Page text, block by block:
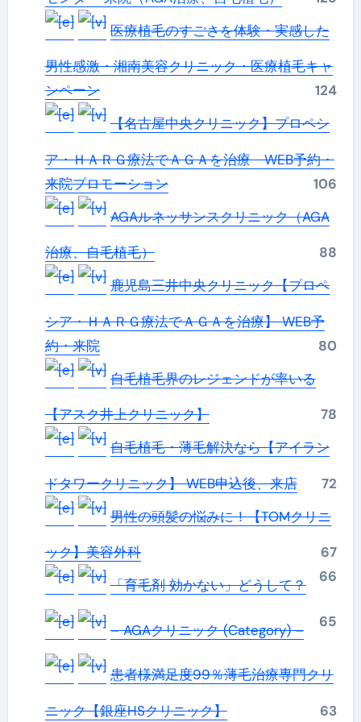
医療植毛のすごさを体験・実感した
男性感激・湘南美容クリニック・医療植毛キャ
ンペーン
124
【名古屋中央クリニック】プロペシ
ア・ＨＡＲＧ療法でＡＧＡを治療 WEB予約・
来院プロモーション
106
AGAルネッサンスクリニック（AGA
治療、自毛植毛）
88
鹿児島三井中央クリニック【プロペ
シア・ＨＡＲＧ療法でＡＧＡを治療】 WEB予
約・来院
80
自毛植毛界のレジェンドが率いる
【アスク井上クリニック】
78
自毛植毛・薄毛解決なら【アイラン
ドタワークリニック】 WEB申込後、来店
72
男性の頭髪の悩みに！【TOMクリニ
ック】美容外科
67
「育毛剤 効かない」どうして？
66
– AGAクリニック (Category) –
65
患者様満足度99％薄毛治療専門クリ
ニック【銀座HSクリニック】
63